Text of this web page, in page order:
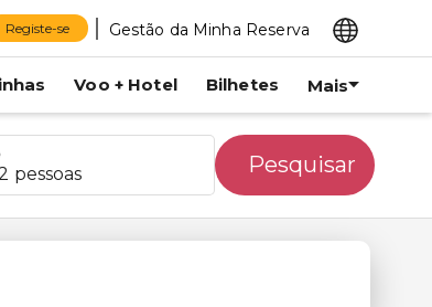
Registe-se Gestão da Minha Reserva
Voo + Hotel Bilhetes Mais
pessoas Pesquisar